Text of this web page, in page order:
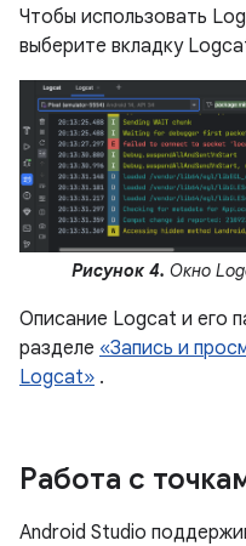
Чтобы использовать
выберите вкладку
Рисунок 4. Окно
Описание Logcat и его
разделе «Запись и
Logcat» .
Работа с
Android Studio